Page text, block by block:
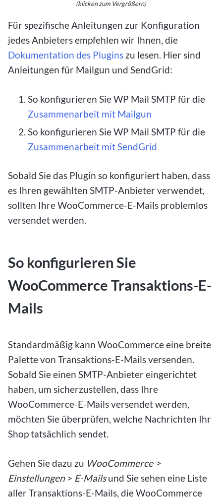
(klicken zum Vergrößern)
Für spezifische Anleitungen zur Konfiguration
jedes Anbieters empfehlen wir Ihnen, die
Dokumentation des Plugins zu lesen. Hier sind
Anleitungen für Mailgun und SendGrid:
So konfigurieren Sie WP Mail SMTP für die
Zusammenarbeit mit Mailgun
So konfigurieren Sie WP Mail SMTP für die
Zusammenarbeit mit SendGrid
Sobald Sie das Plugin so konfiguriert haben, dass
es Ihren gewählten SMTP-Anbieter verwendet,
sollten Ihre WooCommerce-E-Mails problemlos
versendet werden.
So konfigurieren Sie
WooCommerce Transaktions-E-
Mails
Standardmäßig kann WooCommerce eine breite
Palette von Transaktions-E-Mails versenden.
Sobald Sie einen SMTP-Anbieter eingerichtet
haben, um sicherzustellen, dass Ihre
WooCommerce-E-Mails versendet werden,
möchten Sie überprüfen, welche Nachrichten Ihr
Shop tatsächlich sendet.
Gehen Sie dazu zu WooCommerce >
Einstellungen> E-Mailsund Sie sehen eine Liste
aller Transaktions-E-Mails, die WooCommerce